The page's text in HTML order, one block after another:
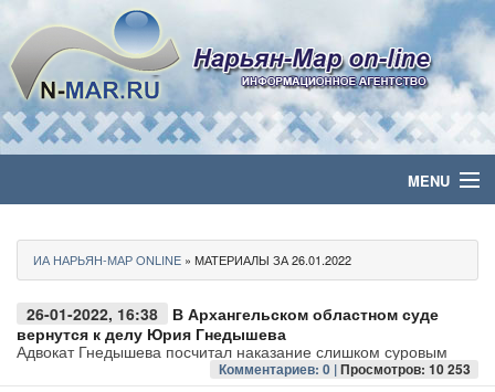
MENU
Политика
Бизнес
Общество
ИА НАРЬЯН-МАР ONLINE » МАТЕРИАЛЫ ЗА 26.01.2022
26-01-2022, 16:38
В Архангельском областном суде
вернутся к делу Юрия Гнедышева
Адвокат Гнедышева посчитал наказание слишком суровым
Комментариев: 0 |Просмотров: 10 253